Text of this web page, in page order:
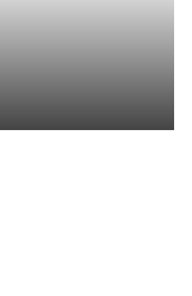
[LIVE VIDEO]